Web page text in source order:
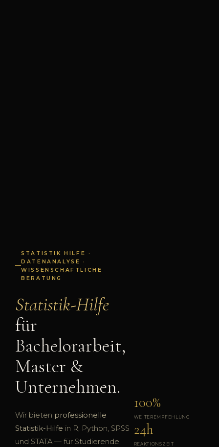
STATISTIK HILFE ·
DATENANALYSE ·
WISSENSCHAFTLICHE
BERATUNG
Statistik-Hilfe
für
Bachelorarbeit,
Master &
Unternehmen.
Wir bieten professionelle
Statistik-Hilfe in R, Python, SPSS
und STATA — für Studierende,
100%
WEITEREMPFEHLUNG
24h
REAKTIONSZEIT